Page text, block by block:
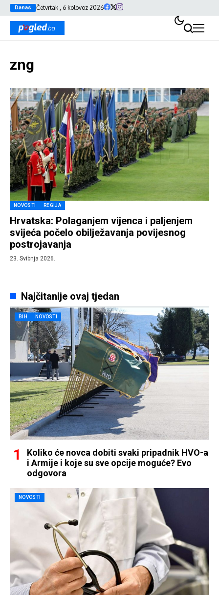
Danas Četvrtak , 6 kolovoz 2026
zng
NOVOSTI REGIJA
Hrvatska: Polaganjem vijenca i paljenjem
svijeća počelo obilježavanja povijesnog
postrojavanja
23. Svibnja 2026.
Najčitanije ovaj tjedan
BIH NOVOSTI
Koliko će novca dobiti svaki pripadnik HVO-a
i Armije i koje su sve opcije moguće? Evo
odgovora
NOVOSTI